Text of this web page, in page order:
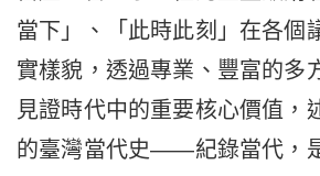
當下」、「此時此刻」在各個
實樣貌，透過專業、豐富的多
見證時代中的重要核心價值，
的臺灣當代史——紀錄當代，